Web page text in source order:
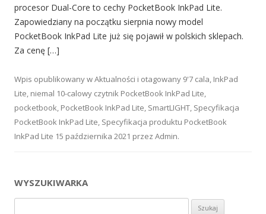
procesor Dual-Core to cechy PocketBook InkPad Lite.
Zapowiedziany na początku sierpnia nowy model
PocketBook InkPad Lite już się pojawił w polskich sklepach.
Za cenę […]
Wpis opublikowany wAktualności i otagowany 9'7 cala, InkPad
Lite, niemal 10-calowy czytnik PocketBook InkPad Lite,
pocketbook, PocketBook InkPad Lite, SmartLIGHT, Specyfikacja
PocketBook InkPad Lite, Specyfikacja produktu PocketBook
InkPad Lite 15 października 2021 przez Admin.
WYSZUKIWARKA